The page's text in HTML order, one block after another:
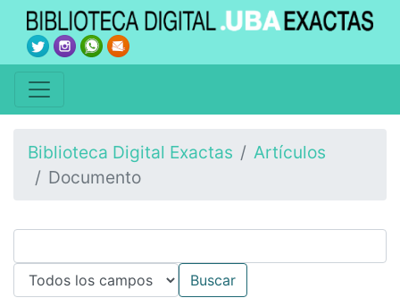
Biblioteca Digital Exactas
Artículos
Documento